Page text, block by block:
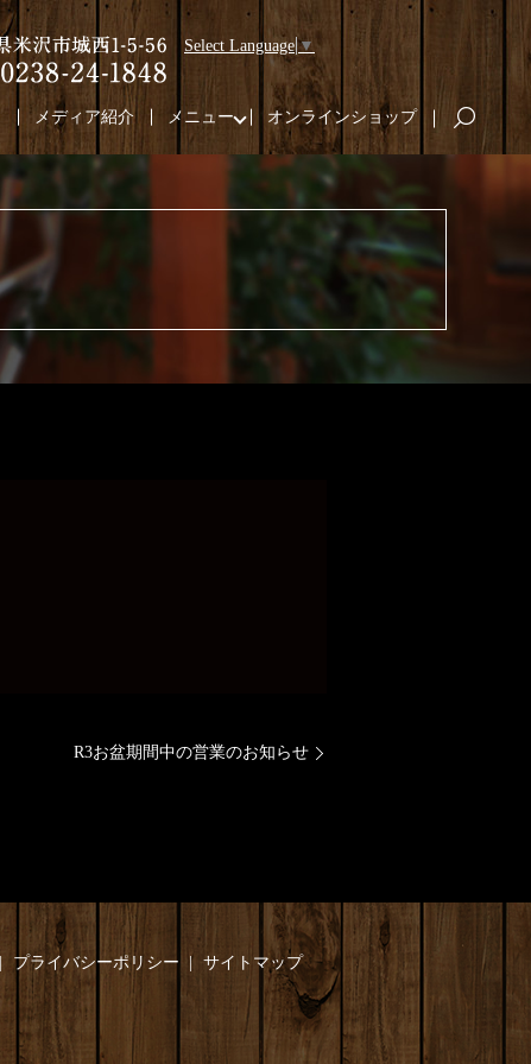
Select Language ▼
メディア紹介 メニュー オンラインショップ search
R3お盆期間中の営業のお知らせ
プライバシーポリシー サイトマップ